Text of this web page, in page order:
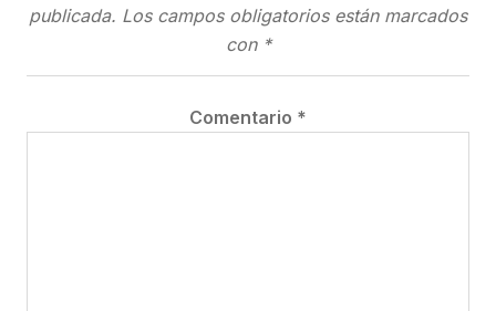
publicada. Los campos obligatorios están marcados
con *
Comentario *